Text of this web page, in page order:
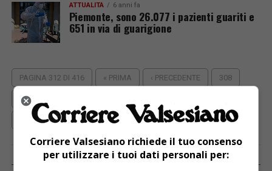
ATTUALITÀ 6 anni fa
Piemonte, sono 26.077 i pazienti guariti e
651 in via di guarigione
PAGINA 312 DI 416 « PRIMA ‹ PRECEDENTE 308
309
PROSSIMA › ULTIMA »
REGIONE PIEMONTE
Corriere Valsesiano richiede il tuo consenso
per utilizzare i tuoi dati personali per: